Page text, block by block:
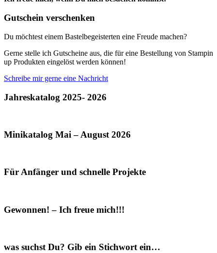
Gutschein verschenken
Du möchtest einem Bastelbegeisterten eine Freude machen?
Gerne stelle ich Gutscheine aus, die für eine Bestellung von Stampin
up Produkten eingelöst werden können!
Schreibe mir gerne eine Nachricht
Jahreskatalog 2025- 2026
Minikatalog Mai – August 2026
Für Anfänger und schnelle Projekte
Gewonnen! – Ich freue mich!!!
was suchst Du? Gib ein Stichwort ein…